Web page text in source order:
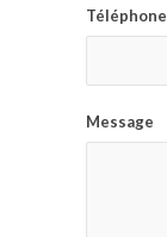
Téléphone
Message